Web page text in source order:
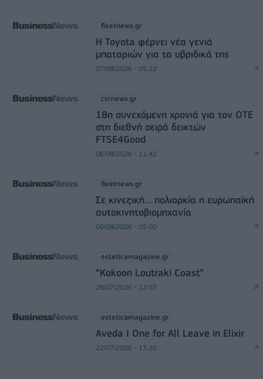
fleetnews.gr
Η Toyota φέρνει νέα γενιά
μπαταριών για τα υβριδικά της
07/08/2026 - 05:22
csrnews.gr
18η συνεχόμενη χρονιά για τον ΟΤΕ
στη διεθνή σειρά δεικτών
FTSE4Good
06/08/2026 - 11:42
fleetnews.gr
Σε κινεζική… πολιορκία η ευρωπαϊκή
αυτοκινητοβιομηχανία
06/08/2026 - 05:00
esteticamagazine.gr
“Kokoon Loutraki Coast”
28/07/2026 - 12:07
esteticamagazine.gr
Aveda I One for All Leave in Elixir
22/07/2026 - 13:20